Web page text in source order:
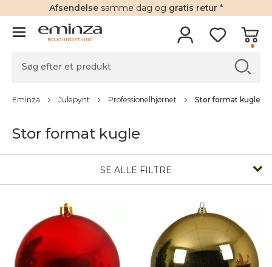
Afsendelse samme dag og gratis retur *
BOLIGINDRETNING
Eminza Julepynt Professionelhjørnet Stor format kugle
Stor format kugle
SE ALLE FILTRE